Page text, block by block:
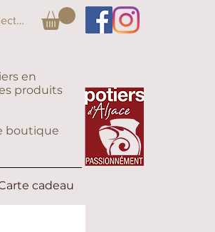
en
produits
boutique
cadeau